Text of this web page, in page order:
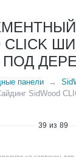
CLICK
панели
SidWood
39 из 89